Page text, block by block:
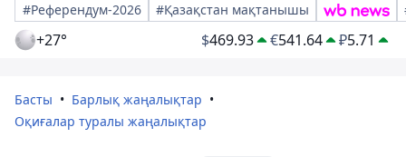
#Референдум-2026
#Қазақстан мақтанышы
+27° $469.93 €541.64 ₽5.71
Басты
Барлық жаңалықтар
Оқиғалар туралы жаңалықтар